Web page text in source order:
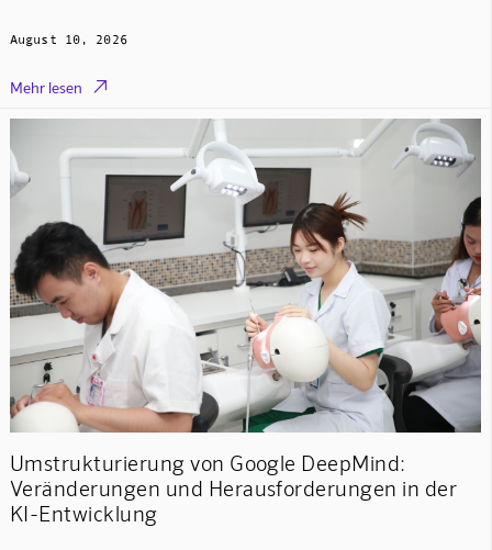
August 10, 2026
Mehr lesen 
Umstrukturierung von Google DeepMind:
Veränderungen und Herausforderungen in der
KI-Entwicklung